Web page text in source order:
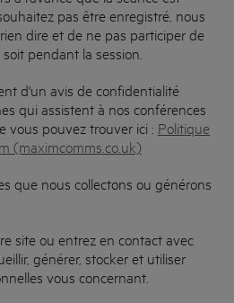
pas être enregistré, nous
dire et de ne pas participer de
pendant la session.
d'un avis de confidentialité
qui assistent à nos conférences
vous pouvez trouver ici : Politique
(maximcomms.co.uk)
que nous collectons ou générons
site ou entrez en contact avec
générer, stocker et utiliser
vous concernant.